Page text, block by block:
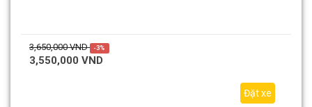
3,650,000 VND -3%
3,550,000 VND
Đặt xe